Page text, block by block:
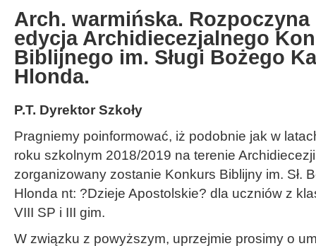
Arch. warmińska.
edycja Archidiecezjalnego
Biblijnego im. Sługi Bożego
Hlonda.
P.T. Dyrektor Szkoły
Pragniemy poinformować, iż podobnie jak w
roku szkolnym 2018/2019 na terenie
zorganizowany zostanie Konkurs Biblijny im. Sł.
Hlonda nt: ?Dzieje Apostolskie? dla uczniów z
VIII SP i III gim.
W związku z powyższym, uprzejmie prosimy o